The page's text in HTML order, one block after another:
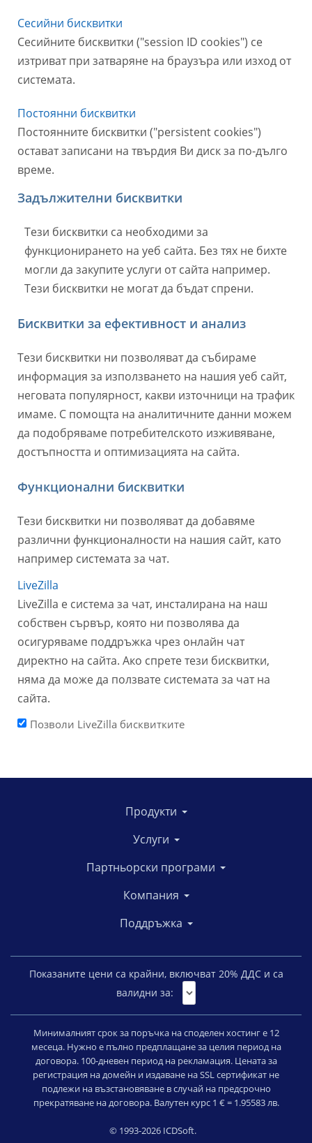
Сесийни бисквитки
Сесийните бисквитки ("session ID cookies") се
изтриват при затваряне на браузъра или изход от
системата.
Постоянни бисквитки
Постоянните бисквитки ("persistent cookies")
остават записани на твърдия Ви диск за по-дълго
време.
Задължителни бисквитки
Тези бисквитки са необходими за
функционирането на уеб сайта. Без тях не бихте
могли да закупите услуги от сайта например.
Тези бисквитки не могат да бъдат спрени.
Бисквитки за ефективност и анализ
Тези бисквитки ни позволяват да събираме
информация за използването на нашия уеб сайт,
неговата популярност, какви източници на трафик
имаме. С помощта на аналитичните данни можем
да подобряваме потребителското изживяване,
достъпността и оптимизацията на сайта.
Функционални бисквитки
Тези бисквитки ни позволяват да добавяме
различни функционалности на нашия сайт, като
например системата за чат.
LiveZilla
LiveZilla е система за чат, инсталирана на наш
собствен сървър, която ни позволява да
осигуряваме поддръжка чрез онлайн чат
директно на сайта. Ако спрете тези бисквитки,
няма да може да ползвате системата за чат на
сайта.
Позволи LiveZilla бисквитките
Продукти
Услуги
Партньорски програми
Компания
Поддръжка
Показаните цени са крайни, включват 20% ДДС и са
валидни за:
Минималният срок за поръчка на споделен хостинг е 12
месеца. Нужно е пълно предплащане за целия период на
договора. 100-дневен период на рекламация. Цената за
регистрация на домейн и издаване на SSL сертификат не
подлежи на възстановяване в случай на предсрочно
прекратяване на договора. Валутен курс 1 € = 1.95583 лв.
© 1993-2026 ICDSoft.